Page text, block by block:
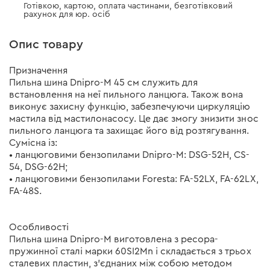
Готівкою, картою, оплата частинами, безготівковий
рахунок для юр. осіб
Опис товару
Призначення
Пильна шина Dnipro-M 45 см служить для
встановлення на неї пильного ланцюга. Також вона
виконує захисну функцію, забезпечуючи циркуляцію
мастила від мастилонасосу. Це дає змогу знизити знос
пильного ланцюга та захищає його від розтягування.
Сумісна із:
• ланцюговими бензопилами Dnipro-M: DSG-52H, CS-
54, DSG-62H;
• ланцюговими бензопилами Foresta: FA-52LX, FA-62LX,
FA-48S.
Особливості
Пильна шина Dnipro-M виготовлена з ресора-
пружинної сталі марки 60SI2Mn і складається з трьох
сталевих пластин, з'єднаних між собою методом